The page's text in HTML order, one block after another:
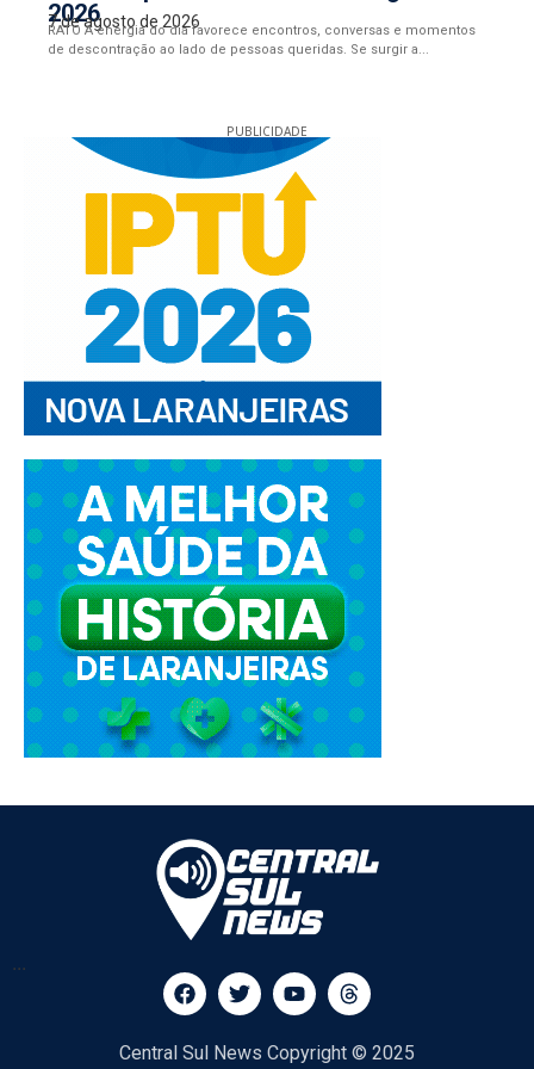
2026
7 de agosto de 2026
RATO A energia do dia favorece encontros, conversas e momentos
de descontração ao lado de pessoas queridas. Se surgir a...
PUBLICIDADE
...
Central Sul News Copyright © 2025